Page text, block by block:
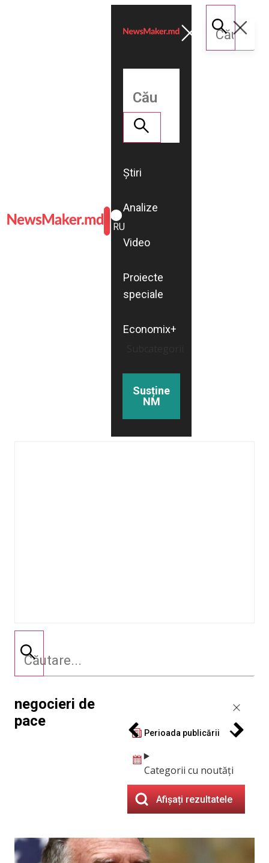
ROMÂNĂ
RU
Știri
Analize
Video
Proiecte
speciale
Economix+
Susține
NM
negocieri de
pace
Perioada publicării
Categorii cu noutăți
Afișați rezultatele